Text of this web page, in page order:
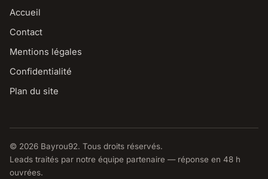
Accueil
Contact
Mentions légales
Confidentialité
Plan du site
© 2026 Bayrou92. Tous droits réservés.
Leads traités par notre équipe partenaire — réponse en 48 h
ouvrées.